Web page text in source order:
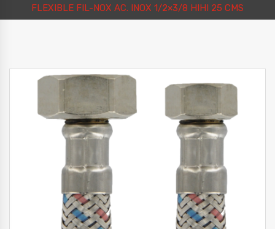
FLEXIBLE FIL-NOX AC. INOX 1/2×3/8 HIHI 25 CMS